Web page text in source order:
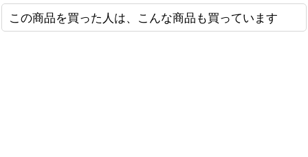
この商品を買った人は、こんな商品も買っています